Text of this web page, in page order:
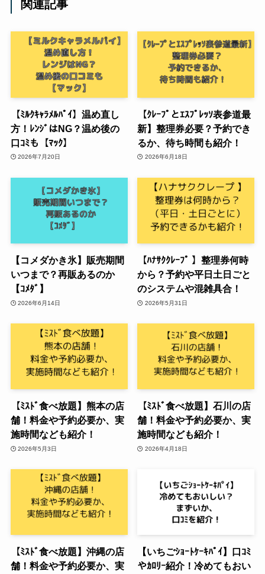
関連記事
【ﾐﾙｸｷｬﾗﾒﾙﾊﾟｲ】温め直し
方！ﾚﾝｼﾞはNG？温め後の
口ｺﾐも【ﾏｯｸ】
2026年7月20日
【ｸﾚｰﾌﾟとｴｽﾌﾟﾚｯｿ表参道最
新】整理券必要？予約でき
るか、待ち時間も紹介！
2026年6月18日
【コメダかき氷】販売期間
いつまで？再販あるのか
【ｺﾒﾀﾞ】
2026年6月14日
【ﾊﾅｻｸｸﾚｰﾌﾟ 】整理券何時
から？予約や平日土日ごと
のシステムや混雑具合！
2026年5月31日
【ﾐｽﾄﾞ食べ放題】熊本の店
舗！料金や予約必要か、実
施時間なども紹介！
2026年5月3日
【ﾐｽﾄﾞ食べ放題】石川の店
舗！料金や予約必要か、実
施時間なども紹介！
2026年4月18日
【ﾐｽﾄﾞ食べ放題】沖縄の店
舗！料金や予約必要か、実
【いちごｼｮｰﾄｹｰｷﾊﾟｲ】口ｺﾐ
やｶﾛﾘｰ紹介！冷めてもおい